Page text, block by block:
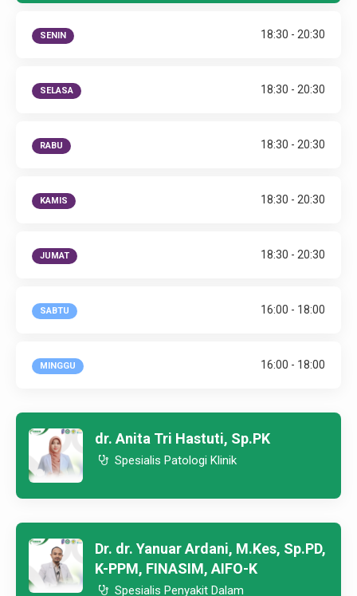
SENIN 18:30 - 20:30
SELASA 18:30 - 20:30
RABU 18:30 - 20:30
KAMIS 18:30 - 20:30
JUMAT 18:30 - 20:30
SABTU 16:00 - 18:00
MINGGU 16:00 - 18:00
dr. Anita Tri Hastuti, Sp.PK
Spesialis Patologi Klinik
Dr. dr. Yanuar Ardani, M.Kes, Sp.PD,
K-PPM, FINASIM, AIFO-K
Spesialis Penyakit Dalam